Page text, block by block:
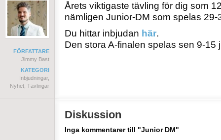
FÖRFATTARE
Jimmy Bast
KATEGORI
Inbjudningar,
Nyhet Tävlingar
Årets viktigaste tävling för dig som
nämligen Junior-DM som spelas 29-
Du hittar inbjudan här.
Den stora A-finalen spelas sen 9-15
Diskussion
Inga kommentarer till "Junior DM"